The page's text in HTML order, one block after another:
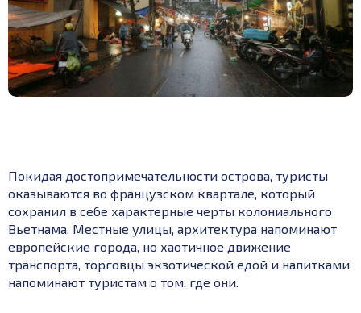
Покидая достопримечательности острова, туристы
оказываются во французском квартале, который
сохранил в себе характерные черты колониального
Вьетнама. Местные улицы, архитектура напоминают
европейские города, но хаотичное движение
транспорта, торговцы экзотической едой и напитками
напоминают туристам о том, где они.